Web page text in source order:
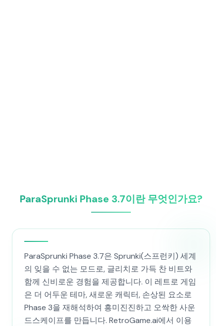
ParaSprunki Phase 3.7이란 무엇인가요?
ParaSprunki Phase 3.7은 Sprunki(스프런키) 세계
의 잊을 수 없는 모드로, 글리치로 가득 찬 비트와
함께 신비로운 경험을 제공합니다. 이 레트로 게임
은 더 어두운 테마, 새로운 캐릭터, 손상된 요소로
Phase 3을 재해석하여 흥미진진하고 오싹한 사운
드스케이프를 만듭니다. RetroGame.ai에서 이용